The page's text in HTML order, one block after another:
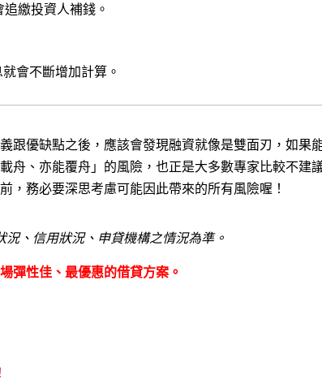
繳投資人補錢。
會不斷增加計算。
跟優缺點之後，應該會發現融資就像是雙面刃，如果
舟、亦能覆舟」的風險，也正是大多數專家比較不建
，務必要深思考慮可能因此帶來的所有風險喔！
、信用狀況、申貸機構之情況為準。
彈性佳、最優惠的借貸方案。